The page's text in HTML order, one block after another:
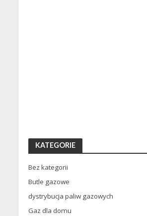
KATEGORIE
Bez kategorii
Butle gazowe
dystrybucja paliw gazowych
Gaz dla domu